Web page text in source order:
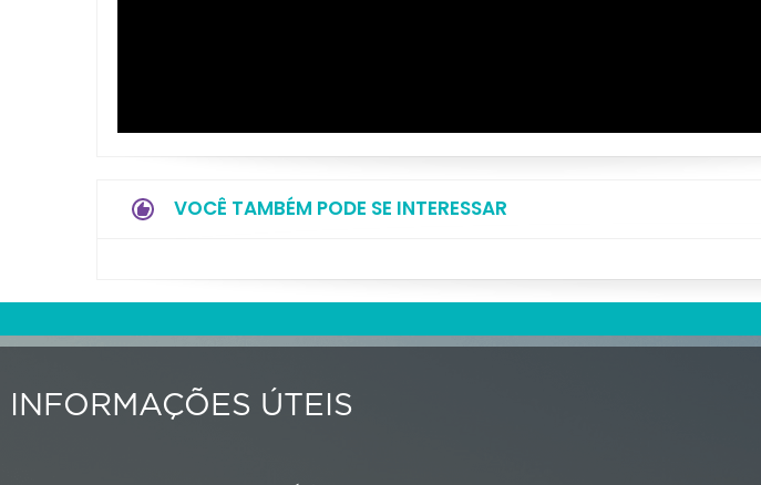
VOCÊ TAMBÉM PODE SE INTERESSAR
INFORMAÇÕES ÚTEIS